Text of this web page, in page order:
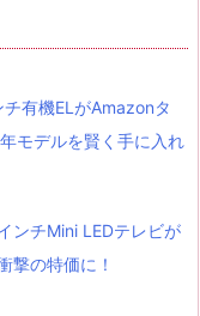
チ有機ELがAmazonタ
モデルを賢く手に入れ
ンチMini LEDテレビが
撃の特価に！